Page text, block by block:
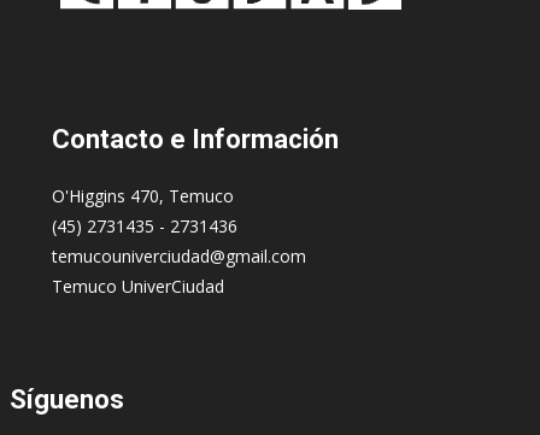
Contacto e Información
O'Higgins 470, Temuco
(45) 2731435 - 2731436
temucouniverciudad@gmail.com
Temuco UniverCiudad
Síguenos